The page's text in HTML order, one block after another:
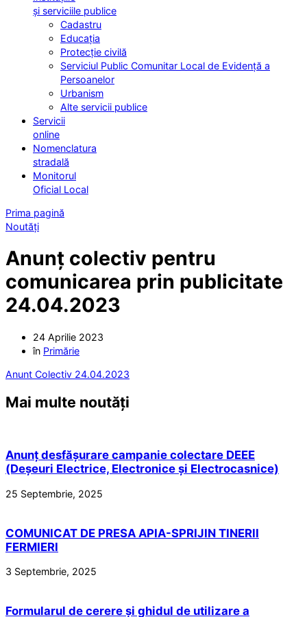
și serviciile publice
Cadastru
Educația
Protecție civilă
Serviciul Public Comunitar Local de Evidență a
Persoanelor
Urbanism
Alte servicii publice
Servicii
online
Nomenclatura
stradală
Monitorul
Oficial Local
Prima pagină
Noutăți
Anunț colectiv pentru
comunicarea prin publicitate
24.04.2023
24 Aprilie 2023
în Primărie
Anunt Colectiv 24.04.2023
Mai multe noutăți
Anunț desfășurare campanie colectare DEEE
(Deșeuri Electrice, Electronice și Electrocasnice)
25 Septembrie, 2025
COMUNICAT DE PRESA APIA-SPRIJIN TINERII
FERMIERI
3 Septembrie, 2025
Formularul de cerere și ghidul de utilizare a